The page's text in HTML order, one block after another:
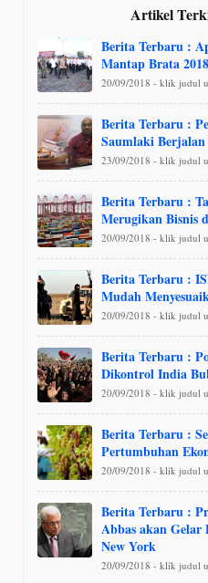
Artikel
Berita Terbaru :
Mantap Brata
20/09/2018 - klik judul
Berita Terbaru :
Saumlaki
23/09/2018 - klik judul
Berita Terbaru :
Merugikan Bisnis
20/09/2018 - klik judul
Berita Terbaru :
Mudah
20/09/2018 - klik judul
Berita Terbaru :
Dikontrol India
20/09/2018 - klik judul
Berita Terbaru :
Pertumbuhan
20/09/2018 - klik judul
Berita Terbaru :
Abbas akan
New York
20/09/2018 - klik judul